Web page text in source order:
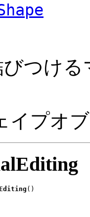
びつけ
イプオ
()